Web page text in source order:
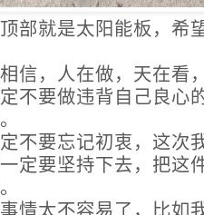
部就是太阳能板，希
信，人在做，天在看
不要做违背自己良心
不要忘记初衷，这次
定要坚持下去，把这
情太不容易了，比如